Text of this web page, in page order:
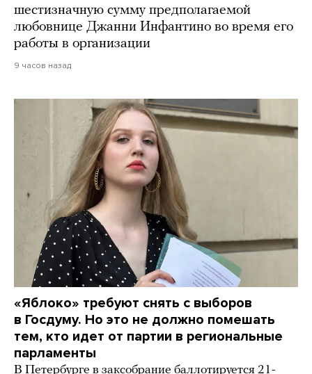
шестизначную сумму предполагаемой
любовнице Джанни Инфантино во время его
работы в организации
9 часов назад
«Яблоко» требуют снять с выборов
в Госдуму. Но это не должно помешать
тем, кто идет от партии в региональные
парламенты
В Петербурге в заксобрание баллотируется 21-